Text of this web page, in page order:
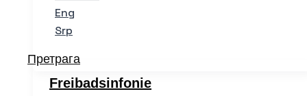
Eng
Srp
Претрага
Freibadsinfonie